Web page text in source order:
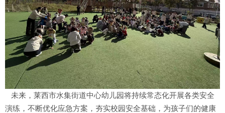
未来，莱西市水集街道中心幼儿园将持续常态化开展各类安全
演练，不断优化应急方案，夯实校园安全基础，为孩子们的健康